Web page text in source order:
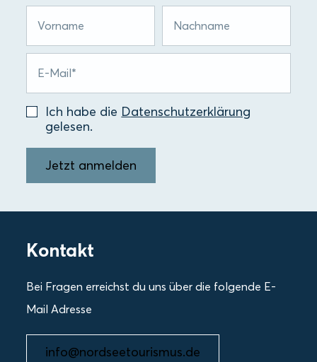
Ich habe die Datenschutzerklärung
gelesen.
Jetzt anmelden
Kontakt
Bei Fragen erreichst du uns über die folgende E-
Mail Adresse
info@nordseetourismus.de